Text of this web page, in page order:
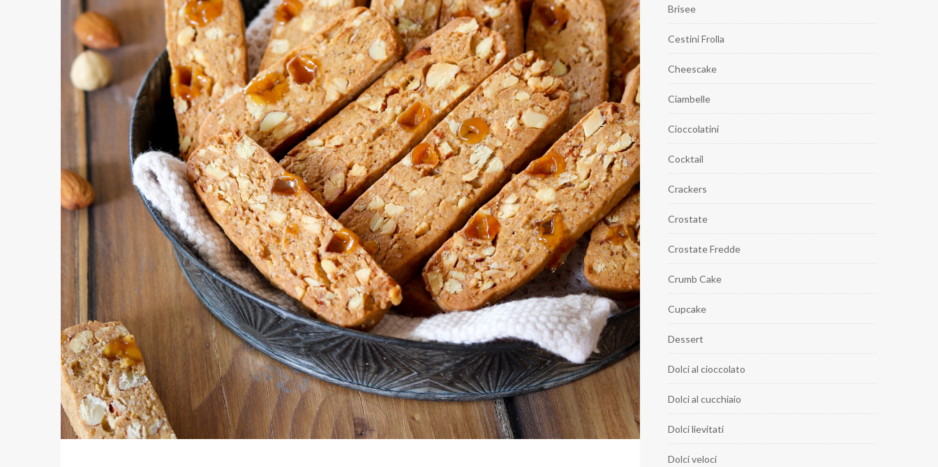
Brisee
Cestini Frolla
Cheescake
Ciambelle
Cioccolatini
Cocktail
Crackers
Crostate
Crostate Fredde
Crumb Cake
Cupcake
Dessert
Dolci al cioccolato
Dolci al cucchiaio
Dolci lievitati
Dolci veloci